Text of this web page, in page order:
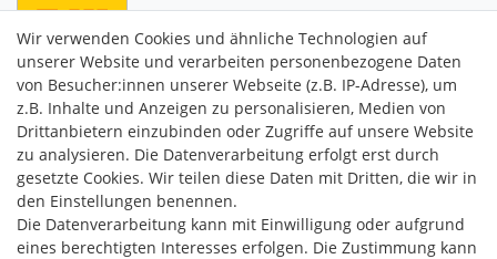
C2M COMMERCE GmbH
Hüttenheim 119
97348 Willanzheim
Mo-Fr: 09:00 - 14:00 Uhr
Wir verwenden Cookies und ähnliche Technologien auf
unserer Website und verarbeiten personenbezogene Daten
von Besucher:innen unserer Webseite (z.B. IP-Adresse), um
z.B. Inhalte und Anzeigen zu personalisieren, Medien von
Drittanbietern einzubinden oder Zugriffe auf unsere Website
zu analysieren. Die Datenverarbeitung erfolgt erst durch
gesetzte Cookies. Wir teilen diese Daten mit Dritten, die wir in
den Einstellungen benennen.
Die Datenverarbeitung kann mit Einwilligung oder aufgrund
eines berechtigten Interesses erfolgen. Die Zustimmung kann